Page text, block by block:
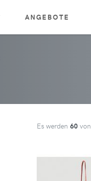
ANGEBOTE
Es werden 60 von